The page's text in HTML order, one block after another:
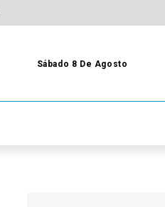
Sábado 8 De Agosto